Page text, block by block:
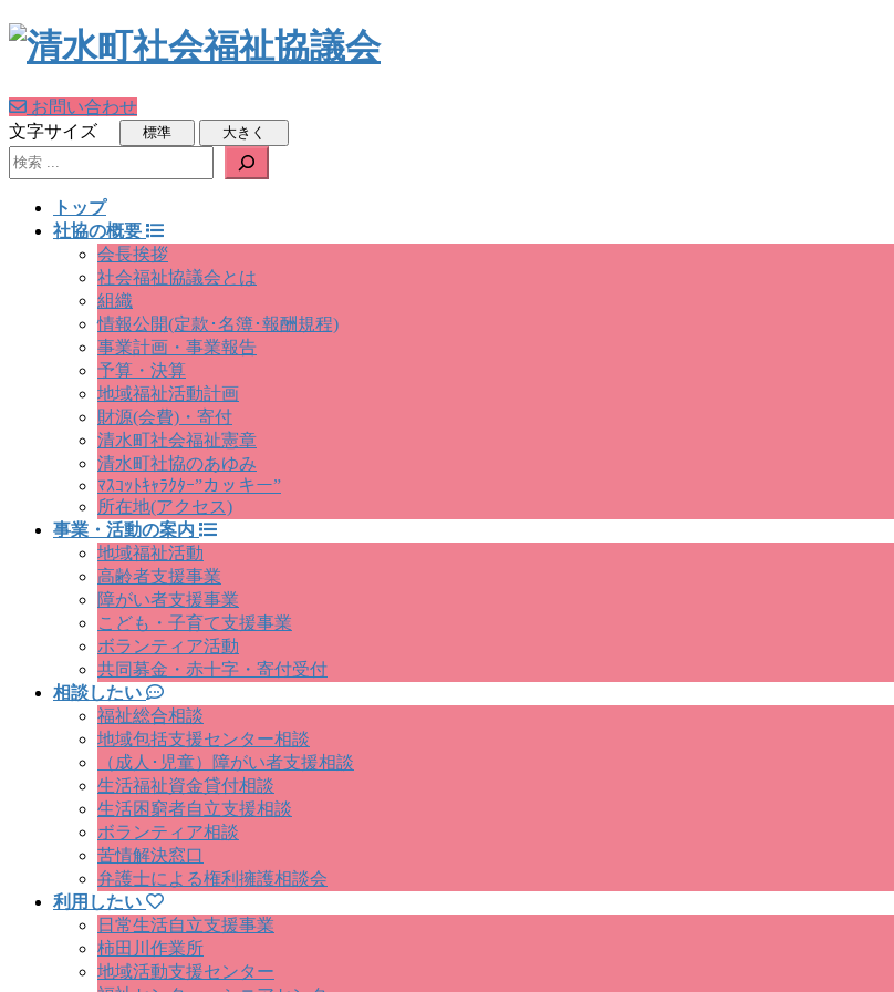
お問い合わせ
文字サイズ
検索
トップ
社協の概要
会長挨拶
社会福祉協議会とは
組織
情報公開(定款･名簿･報酬規程)
事業計画・事業報告
予算・決算
地域福祉活動計画
財源(会費)・寄付
清水町社会福祉憲章
清水町社協のあゆみ
ﾏｽｺｯﾄｷｬﾗｸﾀｰ”カッキー”
所在地(アクセス)
事業・活動の案内
地域福祉活動
高齢者支援事業
障がい者支援事業
こども・子育て支援事業
ボランティア活動
共同募金・赤十字・寄付受付
相談したい
福祉総合相談
地域包括支援センター相談
（成人･児童）障がい者支援相談
生活福祉資金貸付相談
生活困窮者自立支援相談
ボランティア相談
苦情解決窓口
弁護士による権利擁護相談会
利用したい
日常生活自立支援事業
柿田川作業所
地域活動支援センター